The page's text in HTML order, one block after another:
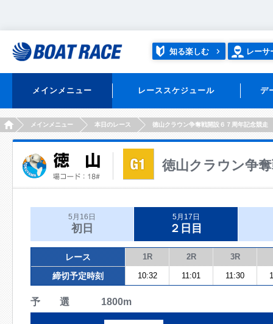
知る楽しむ レーサ
メインメニュー レーススケジュール デ
HOMEメインメニュー 本日のレース 徳山クラウン争奪戦開設６７周年記念競走
徳山クラウン争
5月16日
初日
5月17日
２日目
レース 1R 2R 3R
締切予定時刻 10:32 11:01 11:30
予 選 1800m